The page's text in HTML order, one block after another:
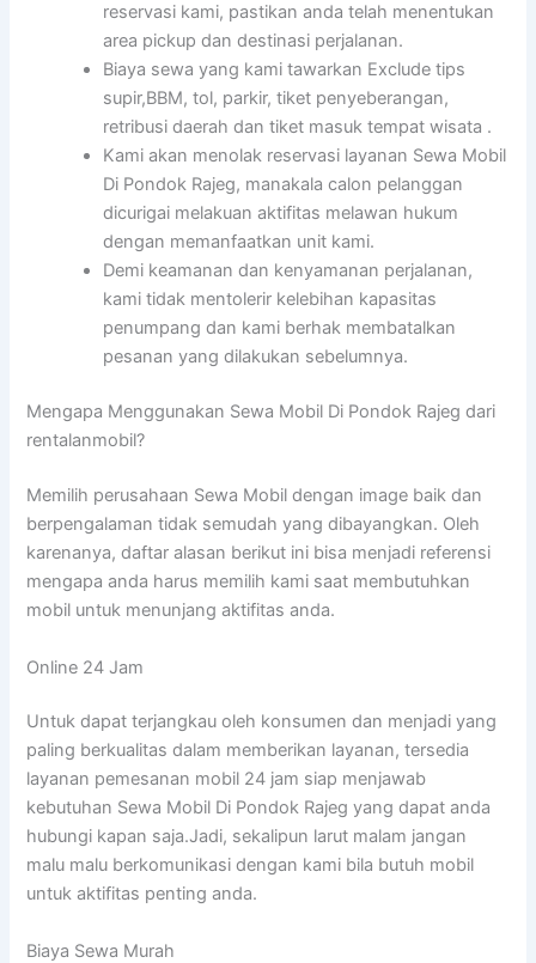
reservasi kami, pastikan anda telah menentukan
area pickup dan destinasi perjalanan.
Biaya sewa yang kami tawarkan Exclude tips
supir,BBM, tol, parkir, tiket penyeberangan,
retribusi daerah dan tiket masuk tempat wisata .
Kami akan menolak reservasi layanan Sewa Mobil
Di Pondok Rajeg, manakala calon pelanggan
dicurigai melakuan aktifitas melawan hukum
dengan memanfaatkan unit kami.
Demi keamanan dan kenyamanan perjalanan,
kami tidak mentolerir kelebihan kapasitas
penumpang dan kami berhak membatalkan
pesanan yang dilakukan sebelumnya.
Mengapa Menggunakan Sewa Mobil Di Pondok Rajeg dari
rentalanmobil?
Memilih perusahaan Sewa Mobil dengan image baik dan
berpengalaman tidak semudah yang dibayangkan. Oleh
karenanya, daftar alasan berikut ini bisa menjadi referensi
mengapa anda harus memilih kami saat membutuhkan
mobil untuk menunjang aktifitas anda.
Online 24 Jam
Untuk dapat terjangkau oleh konsumen dan menjadi yang
paling berkualitas dalam memberikan layanan, tersedia
layanan pemesanan mobil 24 jam siap menjawab
kebutuhan Sewa Mobil Di Pondok Rajeg yang dapat anda
hubungi kapan saja.Jadi, sekalipun larut malam jangan
malu malu berkomunikasi dengan kami bila butuh mobil
untuk aktifitas penting anda.
Biaya Sewa Murah